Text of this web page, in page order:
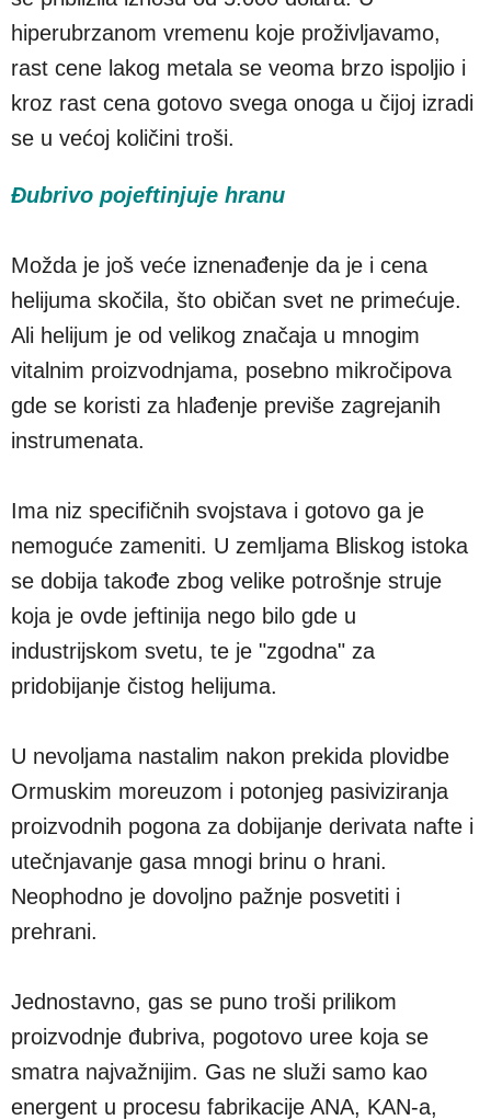
hiperubrzanom vremenu koje proživljavamo,
rast cene lakog metala se veoma brzo ispoljio i
kroz rast cena gotovo svega onoga u čijoj izradi
se u većoj količini troši.
Đubrivo pojeftinjuje hranu
Možda je još veće iznenađenje da je i cena
helijuma skočila, što običan svet ne primećuje.
Ali helijum je od velikog značaja u mnogim
vitalnim proizvodnjama, posebno mikročipova
gde se koristi za hlađenje previše zagrejanih
instrumenata.
Ima niz specifičnih svojstava i gotovo ga je
nemoguće zameniti. U zemljama Bliskog istoka
se dobija takođe zbog velike potrošnje struje
koja je ovde jeftinija nego bilo gde u
industrijskom svetu, te je "zgodna" za
pridobijanje čistog helijuma.
U nevoljama nastalim nakon prekida plovidbe
Ormuskim moreuzom i potonjeg pasiviziranja
proizvodnih pogona za dobijanje derivata nafte i
utečnjavanje gasa mnogi brinu o hrani.
Neophodno je dovoljno pažnje posvetiti i
prehrani.
Jednostavno, gas se puno troši prilikom
proizvodnje đubriva, pogotovo uree koja se
smatra najvažnijim. Gas ne služi samo kao
energent u procesu fabrikacije ANA, KAN-a,